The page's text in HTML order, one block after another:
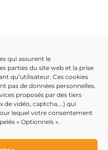
qui assurent le
parties du site web et la prise
qu’utilisateur. Ces cookies
pas de données personnelles.
proposés par des tiers
de vidéo, captcha,...) qui
lequel votre consentement
« Optionnels ».